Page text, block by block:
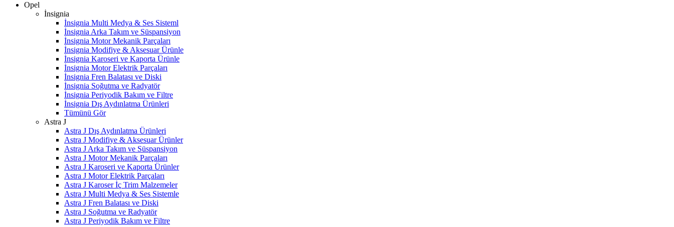
Opel
İnsignia
İnsignia Multi Medya & Ses Sisteml
İnsignia Arka Takım ve Süspansiyon
İnsignia Motor Mekanik Parçaları
İnsignia Modifiye & Aksesuar Ürünle
İnsignia Karoseri ve Kaporta Ürünle
İnsignia Motor Elektrik Parçaları
İnsignia Fren Balatası ve Diski
İnsignia Soğutma ve Radyatör
İnsignia Periyodik Bakım ve Filtre
İnsignia Dış Aydınlatma Ürünleri
Tümünü Gör
Astra J
Astra J Dış Aydınlatma Ürünleri
Astra J Modifiye & Aksesuar Ürünler
Astra J Arka Takım ve Süspansiyon
Astra J Motor Mekanik Parçaları
Astra J Karoseri ve Kaporta Ürünler
Astra J Motor Elektrik Parçaları
Astra J Karoser İç Trim Malzemeler
Astra J Multi Medya & Ses Sistemle
Astra J Fren Balatası ve Diski
Astra J Soğutma ve Radyatör
Astra J Periyodik Bakım ve Filtre